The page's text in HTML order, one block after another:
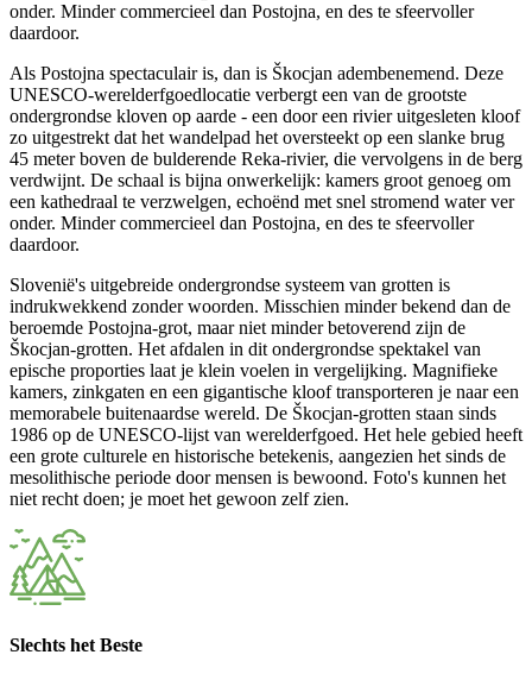
onder. Minder commercieel dan Postojna, en des te sfeervoller
daardoor.
Als Postojna spectaculair is, dan is Škocjan adembenemend. Deze
UNESCO-werelderfgoedlocatie verbergt een van de grootste
ondergrondse kloven op aarde - een door een rivier uitgesleten kloof
zo uitgestrekt dat het wandelpad het oversteekt op een slanke brug
45 meter boven de bulderende Reka-rivier, die vervolgens in de berg
verdwijnt. De schaal is bijna onwerkelijk: kamers groot genoeg om
een kathedraal te verzwelgen, echoënd met snel stromend water ver
onder. Minder commercieel dan Postojna, en des te sfeervoller
daardoor.
Slovenië's uitgebreide ondergrondse systeem van grotten is
indrukwekkend zonder woorden. Misschien minder bekend dan de
beroemde Postojna-grot, maar niet minder betoverend zijn de
Škocjan-grotten. Het afdalen in dit ondergrondse spektakel van
epische proporties laat je klein voelen in vergelijking. Magnifieke
kamers, zinkgaten en een gigantische kloof transporteren je naar een
memorabele buitenaardse wereld. De Škocjan-grotten staan sinds
1986 op de UNESCO-lijst van werelderfgoed. Het hele gebied heeft
een grote culturele en historische betekenis, aangezien het sinds de
mesolithische periode door mensen is bewoond. Foto's kunnen het
niet recht doen; je moet het gewoon zelf zien.
Slechts het Beste